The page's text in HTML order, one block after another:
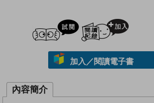
試閲
加入／閱讀電子書
內容簡介